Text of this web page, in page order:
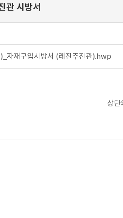
관 시방서
자재구입시방서 (레진추진관).hwp
상단